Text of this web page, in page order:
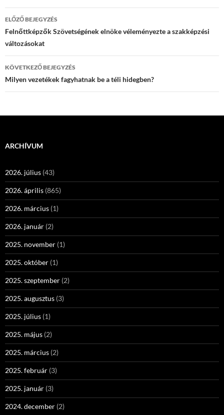
Bejegyzés
navigáció
ELŐZŐ BEJEGYZÉS
Felnőttképzők Szövetségének elnöke véleményezte a szakképzési
változásokat
KÖVETKEZŐ BEJEGYZÉS
Milyen vezetékek fagyhatnak be a téli hidegben?
ARCHÍVUM
2026. július (43)
2026. április (865)
2026. március (1)
2026. január (2)
2025. november (1)
2025. október (1)
2025. szeptember (2)
2025. augusztus (3)
2025. július (1)
2025. május (2)
2025. március (2)
2025. február (3)
2025. január (3)
2024. december (2)